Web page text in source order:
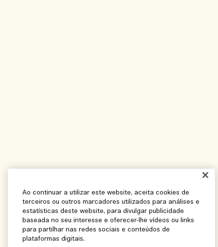
Ao continuar a utilizar este website, aceita cookies de
terceiros ou outros marcadores utilizados para análises e
estatísticas deste website, para divulgar publicidade
baseada no seu interesse e oferecer-lhe vídeos ou links
para partilhar nas redes sociais e conteúdos de
plataformas digitais.